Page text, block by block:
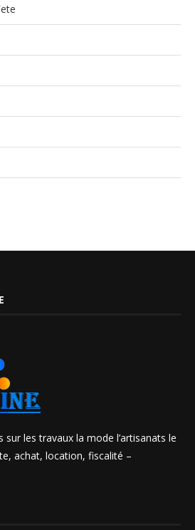
sur les travaux la mode l’artisanats le
achat, location, fiscalité –